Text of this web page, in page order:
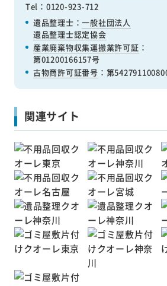
Tel：0120-923-712
遺品整理士：一般社団法人
遺品整理士認定協会
産業廃棄物収集運搬業許可証 ：
第01200166157号
古物商許可証番号 ：第
関連サイト